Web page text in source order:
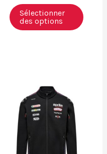
Sélectionner
des options